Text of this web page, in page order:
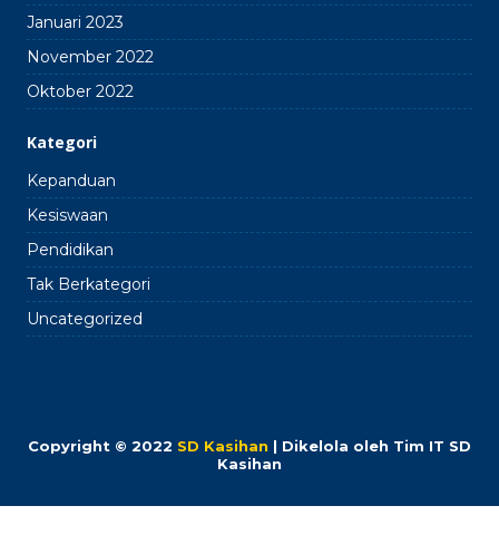
Januari 2023
November 2022
Oktober 2022
Kategori
Kepanduan
Kesiswaan
Pendidikan
Tak Berkategori
Uncategorized
Copyright © 2022 SD Kasihan | Dikelola oleh Tim IT SD
Kasihan